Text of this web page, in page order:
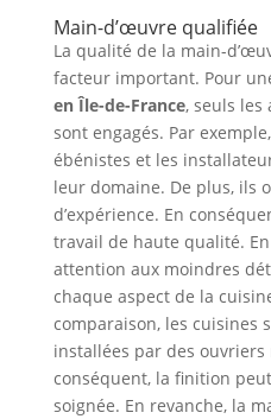
Main-d’œuvre qualifiée
La qualité de la main-
facteur important. Pour
en Île-de-France, seuls les
sont engagés. Par
ébénistes et les
leur domaine. De plus, ils
d’expérience. En
travail de haute qualité.
attention aux moindres
chaque aspect de la
comparaison, les cuisines
installées par des
conséquent, la finition
soignée. En revanche, la